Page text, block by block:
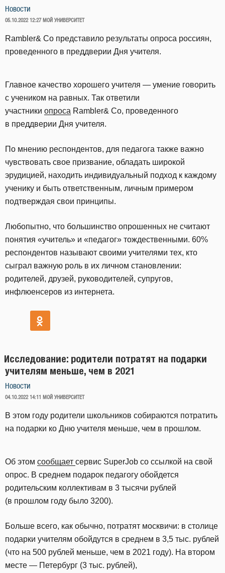
Новости
ОПУБЛИКОВАНО
05.10.2022 12:27 МОЙ УНИВЕРСИТЕТ
Rambler& Co представило результаты опроса россиян,
проведенного в преддверии Дня учителя.
Главное качество хорошего учителя — умение говорить
с учеником на равных. Так ответили
участники опроса Rambler& Co, проведенного
в преддверии Дня учителя.
По мнению респондентов, для педагога также важно
чувствовать свое призвание, обладать широкой
эрудицией, находить индивидуальный подход к каждому
ученику и быть ответственным, личным примером
подтверждая свои принципы.
Любопытно, что большинство опрошенных не считают
понятия «учитель» и «педагог» тождественными. 60%
респондентов называют своими учителями тех, кто
сыграл важную роль в их личном становлении:
родителей, друзей, руководителей, супругов,
инфлюенсеров из интернета.
Исследование: родители потратят на подарки
учителям меньше, чем в 2021
Новости
ОПУБЛИКОВАНО
04.10.2022 14:11 МОЙ УНИВЕРСИТЕТ
В этом году родители школьников собираются потратить
на подарки ко Дню учителя меньше, чем в прошлом.
Об этом сообщает сервис SuperJob со ссылкой на свой
опрос. В среднем подарок педагогу обойдется
родительским коллективам в 3 тысячи рублей
(в прошлом году было 3200).
Больше всего, как обычно, потратят москвичи: в столице
подарки учителям обойдутся в среднем в 3,5 тыс. рублей
(что на 500 рублей меньше, чем в 2021 году). На втором
месте — Петербург (3 тыс. рублей),